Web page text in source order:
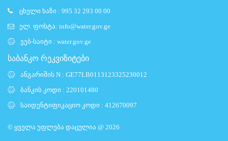
ცხელი ხაზი : 995 32 293 00 00
ელ. ფოსტა: info@water.gov.ge
ვებ-საიტი : water.gov.ge
საბანკო რეკვიზიტები
ანგარიშის N : GE77LB0113123325230012
ბანკის კოდი : 220101480
საიდენტიფიკაციო კოდი : 412670097
© ყველა უფლება დაცულია @ 2026